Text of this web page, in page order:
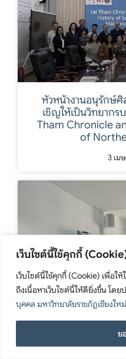
เว็บไซต์นี้ใช้คุกกี้
เว็บไซต์นี้ใช้คุกกี้ (Cookie) เพื่อให้
ถึงเนื้อหาเว็บไซต์นี้ให้ดียิ่งขึ้น โด
บุคคล มหาวิทยาลัยราชภัฏเชียงใ
ย
หัวหน้างานอนุรักษ์ศิ
เชิญให้เป็นวิทยากร
Tham Chronicle
of
3 เม